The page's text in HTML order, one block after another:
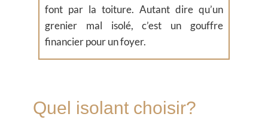
font par la toiture. Autant dire qu’un
grenier mal isolé, c’est un gouffre
financier pour un foyer.
Quel isolant choisir?